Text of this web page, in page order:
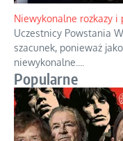
Twierdzenie, że
przypomina